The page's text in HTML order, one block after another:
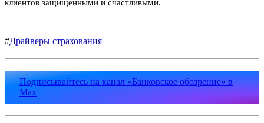
клиентов защищенными и счастливыми.
#Драйверы страхования
Подписывайтесь на канал «Банковское обозрение» в
Max